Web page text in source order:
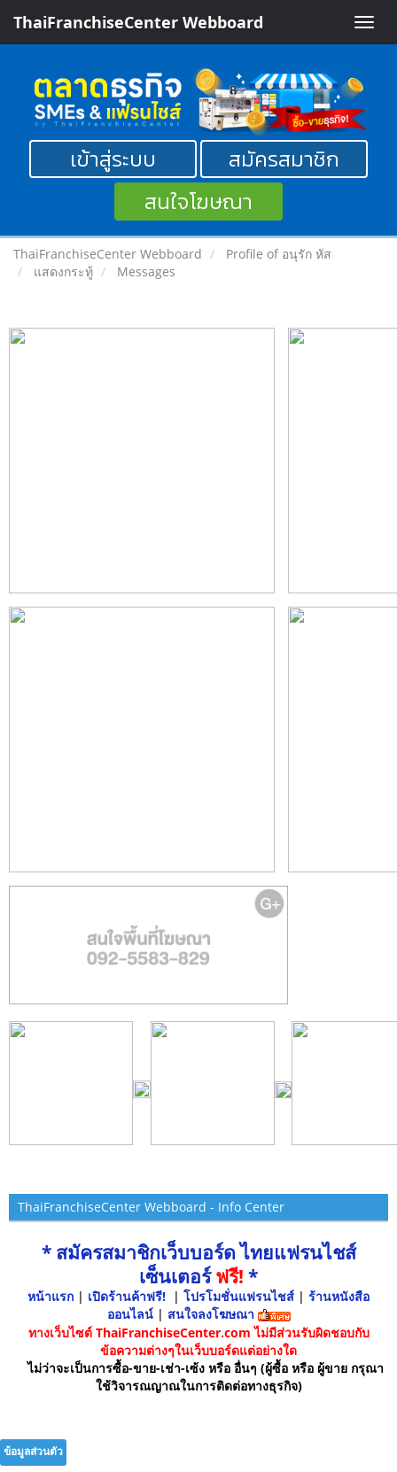
Toggle
ThaiFranchiseCenter Webboard
เข้าสู่ระบบ
สมัครสมาชิก
สนใจโฆษณา
ThaiFranchiseCenter Webboard
Profile of อนุรัก หัส
แสดงกระทู้
Messages
ThaiFranchiseCenter Webboard - Info Center
* สมัครสมาชิกเว็บบอร์ด ไทยแฟรนไชส์
เซ็นเตอร์ฟรี! *
หน้าแรก | เปิดร้านค้าฟรี! | โปรโมชั่นแฟรนไชส์ | ร้านหนังสือ
ออนไลน์ | สนใจลงโฆษณา
ทางเว็บไซต์ ThaiFranchiseCenter.com ไม่มีส่วนรับผิดชอบกับ
ข้อความต่างๆในเว็บบอร์ดแต่อย่างใด
ไม่ว่าจะเป็นการซื้อ-ขาย-เช่า-เซ้ง หรือ อื่นๆ (ผู้ซื้อ หรือ ผู้ขาย กรุณา
ใช้วิจารณญาณในการติดต่อทางธุรกิจ)
ข้อมูลส่วนตัว